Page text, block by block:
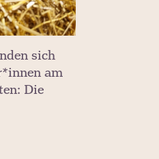
sich
am
Die